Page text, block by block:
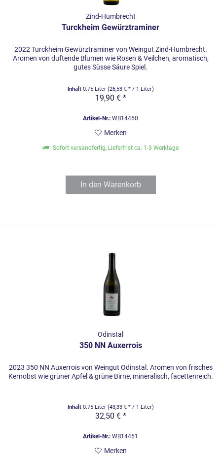
Zind-Humbrecht
Turckheim Gewürztraminer
2022 Turckheim Gewürztraminer von Weingut Zind-Humbrecht.
Aromen von duftende Blumen wie Rosen & Veilchen, aromatisch,
gutes Süsse Säure Spiel.
Inhalt 0.75 Liter (26,53 € * / 1 Liter)
19,90 € *
Artikel-Nr.: WB14450
Merken
Sofort versandfertig, Lieferfrist ca. 1-3 Werktage
In den Warenkorb
Odinstal
350 NN Auxerrois
2023 350 NN Auxerrois von Weingut Odinstal. Aromen von frisches
Kernobst wie grüner Apfel & grüne Birne, mineralisch, facettenreich.
Inhalt 0.75 Liter (43,33 € * / 1 Liter)
32,50 € *
Artikel-Nr.: WB14451
Merken